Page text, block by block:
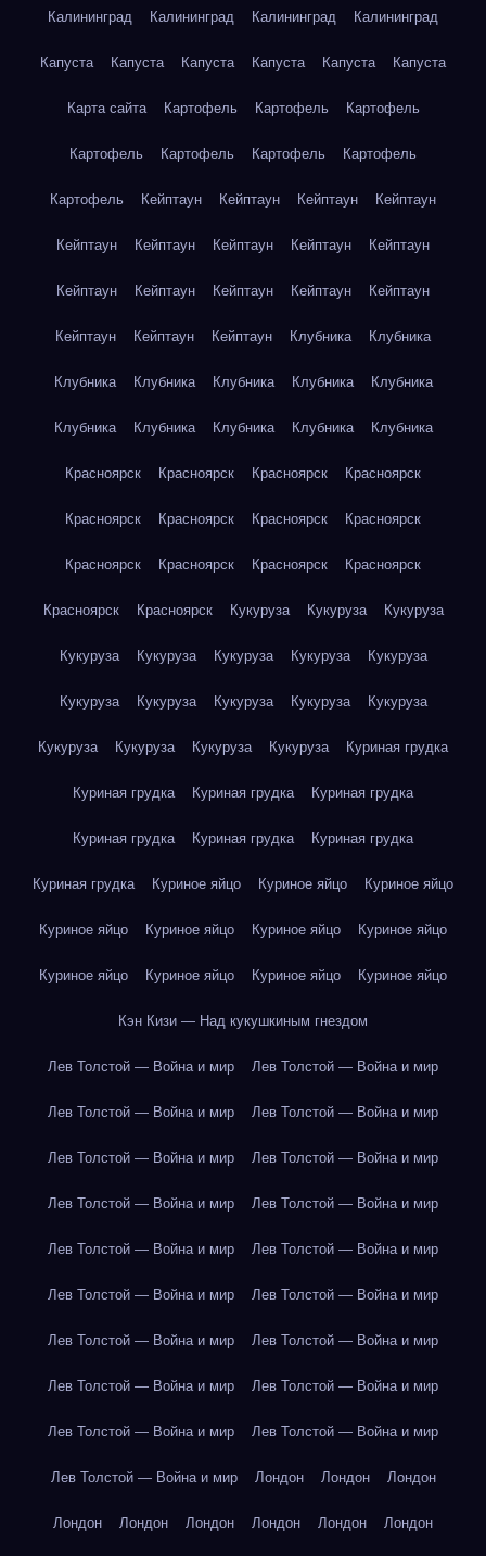
Калининград Калининград Калининград Калининград
Капуста Капуста Капуста Капуста Капуста Капуста
Карта сайта Картофель Картофель Картофель
Картофель Картофель Картофель Картофель
Картофель Кейптаун Кейптаун Кейптаун Кейптаун
Кейптаун Кейптаун Кейптаун Кейптаун Кейптаун
Кейптаун Кейптаун Кейптаун Кейптаун Кейптаун
Кейптаун Кейптаун Кейптаун Клубника Клубника
Клубника Клубника Клубника Клубника Клубника
Клубника Клубника Клубника Клубника Клубника
Красноярск Красноярск Красноярск Красноярск
Красноярск Красноярск Красноярск Красноярск
Красноярск Красноярск Красноярск Красноярск
Красноярск Красноярск Кукуруза Кукуруза Кукуруза
Кукуруза Кукуруза Кукуруза Кукуруза Кукуруза
Кукуруза Кукуруза Кукуруза Кукуруза Кукуруза
Кукуруза Кукуруза Кукуруза Кукуруза Куриная грудка
Куриная грудка Куриная грудка Куриная грудка
Куриная грудка Куриная грудка Куриная грудка
Куриная грудка Куриное яйцо Куриное яйцо Куриное яйцо
Куриное яйцо Куриное яйцо Куриное яйцо Куриное яйцо
Куриное яйцо Куриное яйцо Куриное яйцо Куриное яйцо
Кэн Кизи — Над кукушкиным гнездом
Лев Толстой — Война и мир Лев Толстой — Война и мир
Лев Толстой — Война и мир Лев Толстой — Война и мир
Лев Толстой — Война и мир Лев Толстой — Война и мир
Лев Толстой — Война и мир Лев Толстой — Война и мир
Лев Толстой — Война и мир Лев Толстой — Война и мир
Лев Толстой — Война и мир Лев Толстой — Война и мир
Лев Толстой — Война и мир Лев Толстой — Война и мир
Лев Толстой — Война и мир Лев Толстой — Война и мир
Лев Толстой — Война и мир Лев Толстой — Война и мир
Лев Толстой — Война и мир Лондон Лондон Лондон
Лондон Лондон Лондон Лондон Лондон Лондон